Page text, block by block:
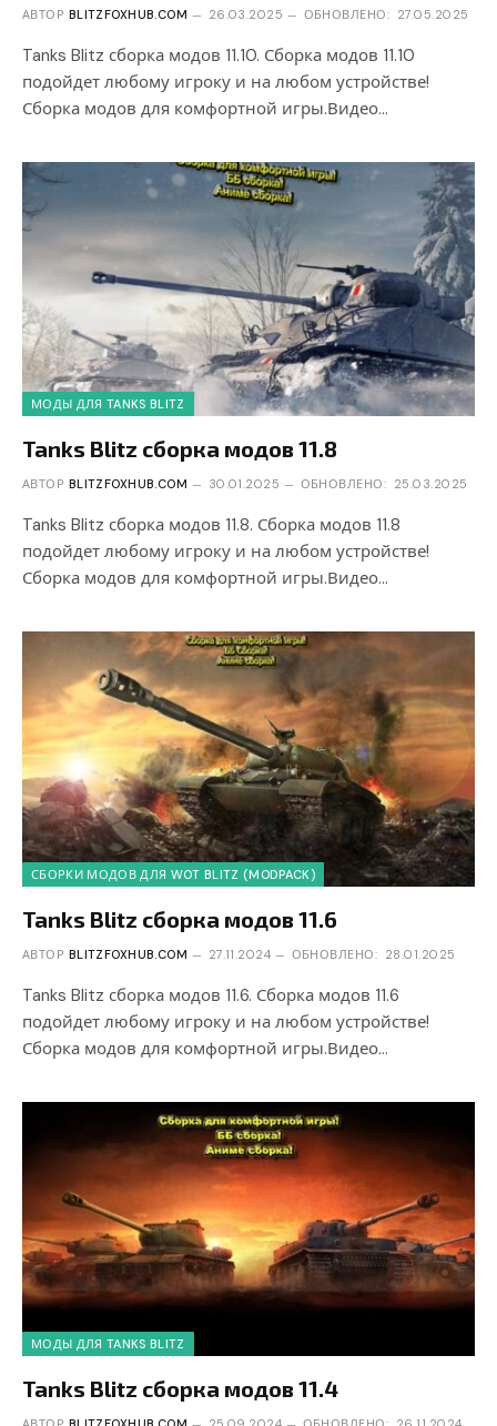
АВТОР BLITZFOXHUB.COM 26.03.2025 ОБНОВЛЕНО: 27.05.2025
Tanks Blitz сборка модов 11.10. Сборка модов 11.10
подойдет любому игроку и на любом устройстве!
Сборка модов для комфортной игры.Видео…
МОДЫ ДЛЯ TANKS BLITZ
Tanks Blitz сборка модов 11.8
АВТОР BLITZFOXHUB.COM 30.01.2025 ОБНОВЛЕНО: 25.03.2025
Tanks Blitz сборка модов 11.8. Сборка модов 11.8
подойдет любому игроку и на любом устройстве!
Сборка модов для комфортной игры.Видео…
СБОРКИ МОДОВ ДЛЯ WOT BLITZ (MODPACK)
Tanks Blitz сборка модов 11.6
АВТОР BLITZFOXHUB.COM 27.11.2024 ОБНОВЛЕНО: 28.01.2025
Tanks Blitz сборка модов 11.6. Сборка модов 11.6
подойдет любому игроку и на любом устройстве!
Сборка модов для комфортной игры.Видео…
МОДЫ ДЛЯ TANKS BLITZ
Tanks Blitz сборка модов 11.4